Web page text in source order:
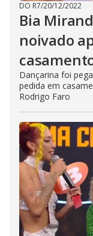
DO R7/20/12/2022
Bia
noivado
Dançarina foi
pedida em
Rodrigo Faro